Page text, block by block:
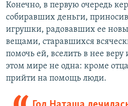
Конечно, в первую очередь
собиравших деньги,
игрушки, радовавших ее
вещами, старавшихся
помочь ей, вселить в нее веру
этом мире не одна: кроме
прийти на помощь люди.